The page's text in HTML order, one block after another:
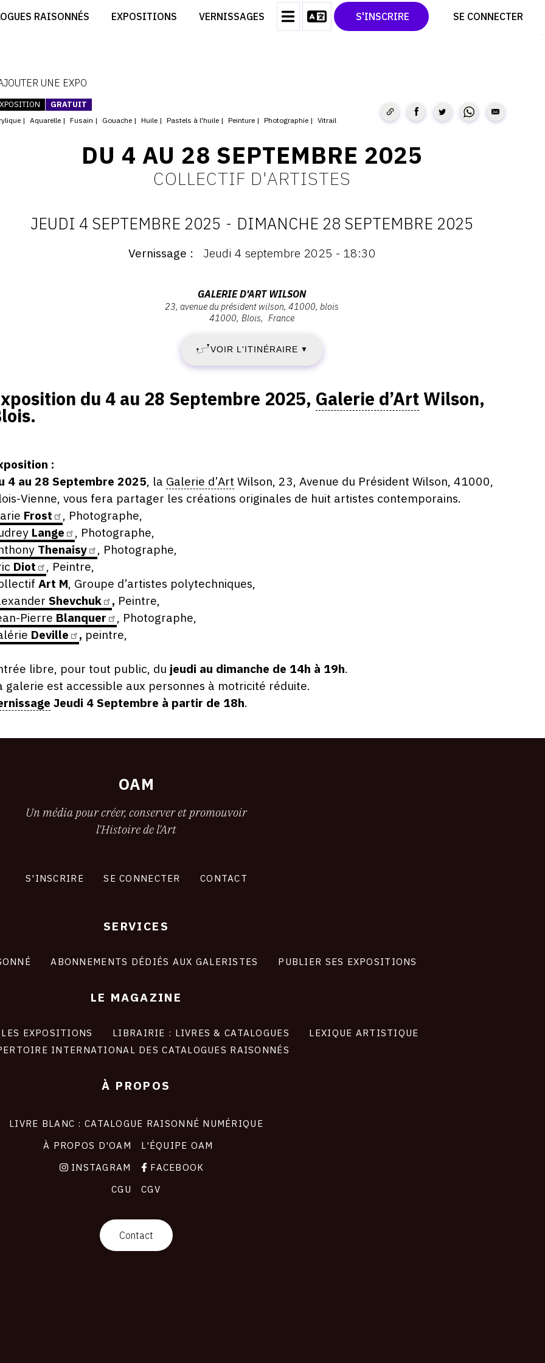
RAISONNÉS EXPOSITIONS VERNISSAGES S'INSCRIRE SE CONNECTER
CRÉER SON CATALOGUE D'EXPO
CONTACT
CGU
TWITTER
PINTEREST
UNE EXPO
GRATUIT
Aquarelle Fusain Gouache Huile Pastels à l'huile Peinture Photographie Vitrail
DU 4 AU 28 SEPTEMBRE 2025
COLLECTIF D'ARTISTES
DATES
JEUDI
4
SEPTEMBRE
2025
28
SEPTEMBRE
JEUDI 4 SEPTEMBRE 2025 - DIMANCHE 28 SEPTEMBRE 2025
Vernissage Jeudi 4 septembre 2025 - 18:30
du
41000
Blois
GALERIE D'ART WILSON
23, avenue du président wilson, 41000, blois
41000 Blois France
VOIR L'ITINÉRAIRE ▼
du 4 au 28 Septembre 2025, Galerie d’Art Wilson,
:
4 au 28 Septembre 2025, la Galerie d’Art Wilson, 23, Avenue du Président Wilson, 41000,
Vienne, vous fera partager les créations originales de huit artistes contemporains.
Frost
, Photographe,
Lange
, Photographe,
Thenaisy
, Photographe,
Diot
, Peintre,
Art M, Groupe d’artistes polytechniques,
Shevchuk , Peintre,
Pierre Blanquer
, Photographe,
Deville , peintre,
libre, pour tout public, du jeudi au dimanche de 14h à 19h.
galerie est accessible aux personnes à motricité réduite.
Jeudi 4 Septembre à partir de 18h.
OAM
Un média pour créer, conserver et promouvoir
l'Histoire de l'Art
S'INSCRIRE SE CONNECTER CONTACT
SERVICES
ABONNEMENTS DÉDIÉS AUX GALERISTES PUBLIER SES EXPOSITIONS
LE MAGAZINE
LES EXPOSITIONS LIBRAIRIE : LIVRES & CATALOGUES
LEXIQUE ARTISTIQUE
INTERNATIONAL DES CATALOGUES RAISONNÉS
À PROPOS
LIVRE BLANC : CATALOGUE RAISONNÉ NUMÉRIQUE
À PROPOS D'OAM
L'ÉQUIPE OAM
INSTAGRAM
FACEBOOK
CGU
CGV
Contact